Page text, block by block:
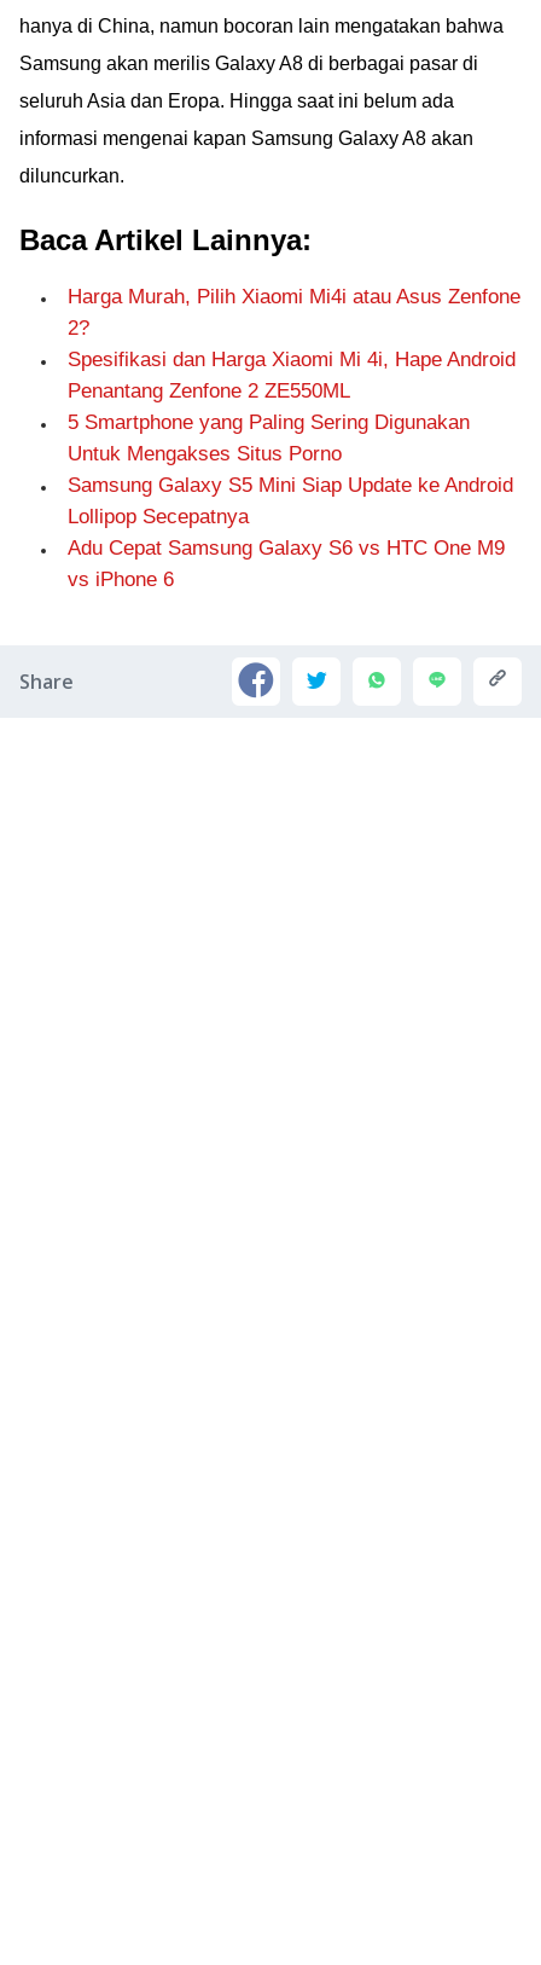
hanya di China, namun bocoran lain mengatakan bahwa
Samsung akan merilis Galaxy A8 di berbagai pasar di
seluruh Asia dan Eropa. Hingga saat ini belum ada
informasi mengenai kapan Samsung Galaxy A8 akan
diluncurkan.
Baca Artikel Lainnya:
Harga Murah, Pilih Xiaomi Mi4i atau Asus Zenfone
2?
Spesifikasi dan Harga Xiaomi Mi 4i, Hape Android
Penantang Zenfone 2 ZE550ML
5 Smartphone yang Paling Sering Digunakan
Untuk Mengakses Situs Porno
Samsung Galaxy S5 Mini Siap Update ke Android
Lollipop Secepatnya
Adu Cepat Samsung Galaxy S6 vs HTC One M9
vs iPhone 6
Share